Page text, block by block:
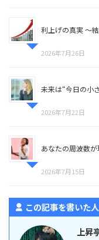
利上げの真実 〜
2026年7月26日
未来は“今日の小
2026年7月22日
あなたの周波数
2026年7月15日
この記事を書いた人
上昇